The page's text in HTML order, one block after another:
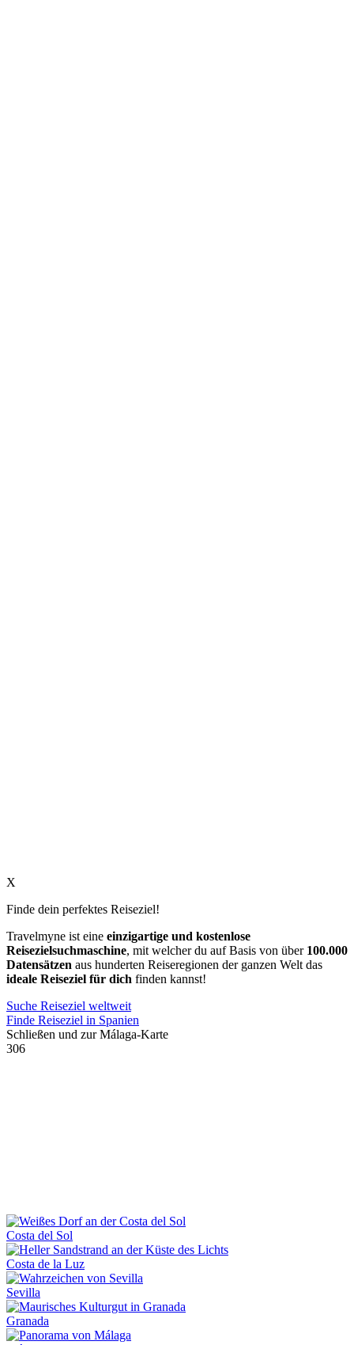
X
Finde dein perfektes Reiseziel!
Travelmyne ist eine einzigartige und kostenlose
Reisezielsuchmaschine, mit welcher du auf Basis von über 100.000
Datensätzen aus hunderten Reiseregionen der ganzen Welt das
ideale Reiseziel für dich finden kannst!
Suche Reiseziel weltweit
Finde Reiseziel in Spanien
Schließen und zur Málaga-Karte
306
Costa del Sol
Costa de la Luz
Sevilla
Granada